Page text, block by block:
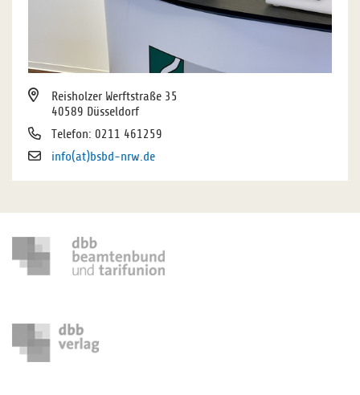
Reisholzer Werftstraße 35
40589 Düsseldorf
Telefon: 0211 461259
info(at)bsbd-nrw.de